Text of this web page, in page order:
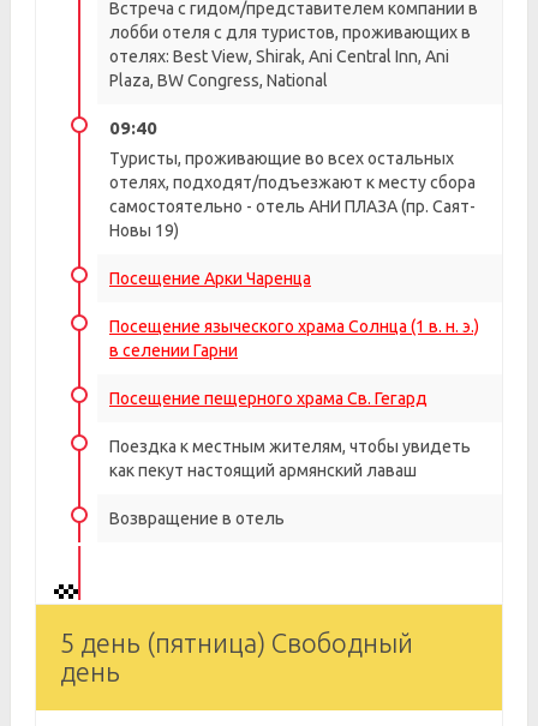
Встреча с гидом/представителем компании в
лобби отеля с для туристов, проживающих в
отелях: Best View, Shirak, Ani Central Inn, Ani
Plaza, BW Congress, National
09:40
Туристы, проживающие во всех остальных
отелях, подходят/подъезжают к месту сбора
самостоятельно - отель АНИ ПЛАЗА (пр. Саят-
Новы 19)
Посещение Арки Чаренца
Посещение языческого храма Солнца (1 в. н. э.)
в селении Гарни
Посещение пещерного храма Св. Гегард
Поездка к местным жителям, чтобы увидеть
как пекут настоящий армянский лаваш
Возвращение в отель
5 день (пятница) Свободный
день